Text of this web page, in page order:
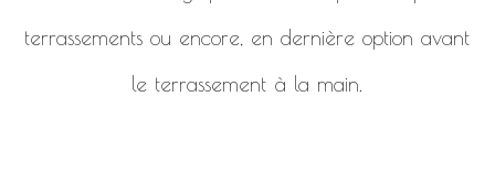
terrassements ou encore, en dernière option avant
le terrassement à la main.